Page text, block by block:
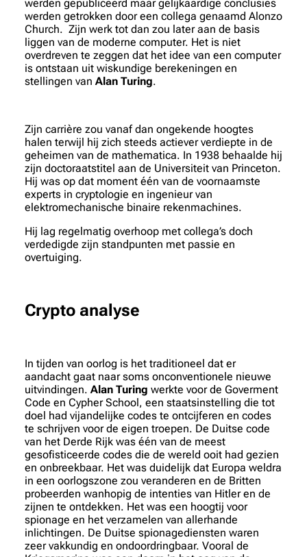
werden gepubliceerd maar gelijkaardige conclusies
werden getrokken door een collega genaamd Alonzo
Church. Zijn werk tot dan zou later aan de basis
liggen van de moderne computer. Het is niet
overdreven te zeggen dat het idee van een computer
is ontstaan uit wiskundige berekeningen en
stellingen van Alan Turing.
Zijn carrière zou vanaf dan ongekende hoogtes
halen terwijl hij zich steeds actiever verdiepte in de
geheimen van de mathematica. In 1938 behaalde hij
zijn doctoraatstitel aan de Universiteit van Princeton.
Hij was op dat moment één van de voornaamste
experts in cryptologie en ingenieur van
elektromechanische binaire rekenmachines.
Hij lag regelmatig overhoop met collega’s doch
verdedigde zijn standpunten met passie en
overtuiging.
Crypto analyse
In tijden van oorlog is het traditioneel dat er
aandacht gaat naar soms onconventionele nieuwe
uitvindingen. Alan Turing werkte voor de Goverment
Code en Cypher School, een staatsinstelling die tot
doel had vijandelijke codes te ontcijferen en codes
te schrijven voor de eigen troepen. De Duitse code
van het Derde Rijk was één van de meest
gesofisticeerde codes die de wereld ooit had gezien
en onbreekbaar. Het was duidelijk dat Europa weldra
in een oorlogszone zou veranderen en de Britten
probeerden wanhopig de intenties van Hitler en de
zijnen te ontdekken. Het was een hoogtij voor
spionage en het verzamelen van allerhande
inlichtingen. De Duitse spionagediensten waren
zeer vakkundig en ondoordringbaar. Vooral de